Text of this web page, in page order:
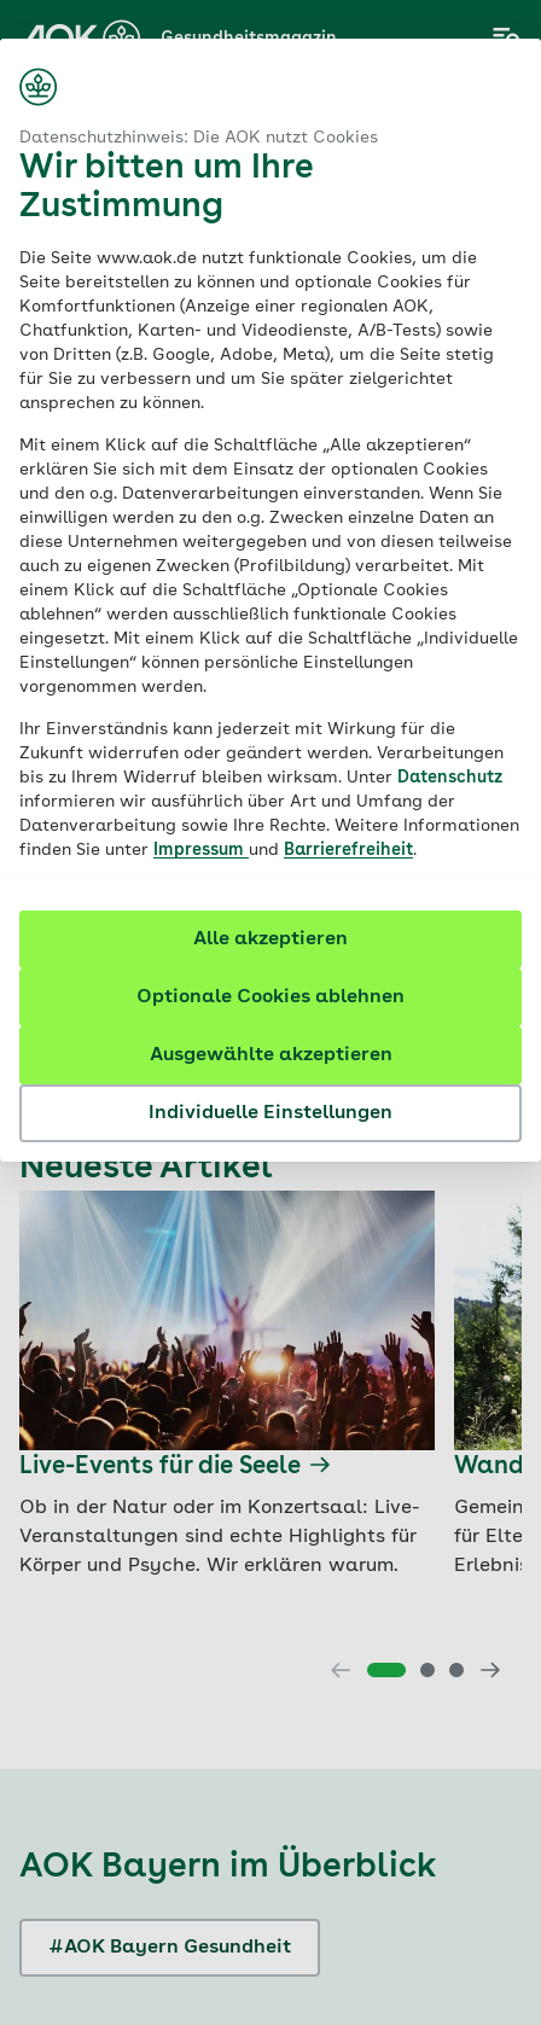
Datenschutzhinweis: Die AOK nutzt Cookies
Wir bitten um Ihre
Zustimmung
Die Seite www.aok.de nutzt funktionale Cookies, um die
Seite bereitstellen zu können und optionale Cookies für
Komfortfunktionen (Anzeige einer regionalen AOK,
Chatfunktion, Karten- und Videodienste, A/B-Tests) sowie
von Dritten (z.B. Google, Adobe, Meta), um die Seite stetig
für Sie zu verbessern und um Sie später zielgerichtet
ansprechen zu können.
Mit einem Klick auf die Schaltfläche „Alle akzeptieren“
erklären Sie sich mit dem Einsatz der optionalen Cookies
und den o.g. Datenverarbeitungen einverstanden. Wenn Sie
einwilligen werden zu den o.g. Zwecken einzelne Daten an
diese Unternehmen weitergegeben und von diesen teilweise
auch zu eigenen Zwecken (Profilbildung) verarbeitet. Mit
einem Klick auf die Schaltfläche „Optionale Cookies
ablehnen“ werden ausschließlich funktionale Cookies
eingesetzt. Mit einem Klick auf die Schaltfläche „Individuelle
Einstellungen“ können persönliche Einstellungen
vorgenommen werden.
Ihr Einverständnis kann jederzeit mit Wirkung für die
Zukunft widerrufen oder geändert werden. Verarbeitungen
bis zu Ihrem Widerruf bleiben wirksam. Unter Datenschutz
informieren wir ausführlich über Art und Umfang der
Datenverarbeitung sowie Ihre Rechte. Weitere Informationen
finden Sie unter
Impressum und Barrierefreiheit.
Individuelle Einstellungen
Ausgewählte akzeptieren
Optionale Cookies ablehnen
Alle akzeptieren
Hauptinhalt
springen
Gesundheitsmagazin
AOK Bayern
Über bergige Landschaften, märchenhafte
Schlösser und kulturelle Schätze – die AOK
Themen.
© AdobeStock / @engel.ac
Neueste Artikel
Live-Events für die Seele
Ob in der Natur oder im Konzertsaal: Live-
Veranstaltungen sind echte Highlights für
Körper und Psyche. Wir erklären warum.
für
Erlebnis.
AOK Bayern im Überblick
#AOK Bayern Gesundheit